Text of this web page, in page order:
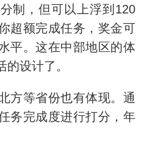
制，但可以上浮到120
超额完成任务，奖金可
平。这在中部地区的体
设计了。
方等省份也有体现。通
务完成度进行打分，年